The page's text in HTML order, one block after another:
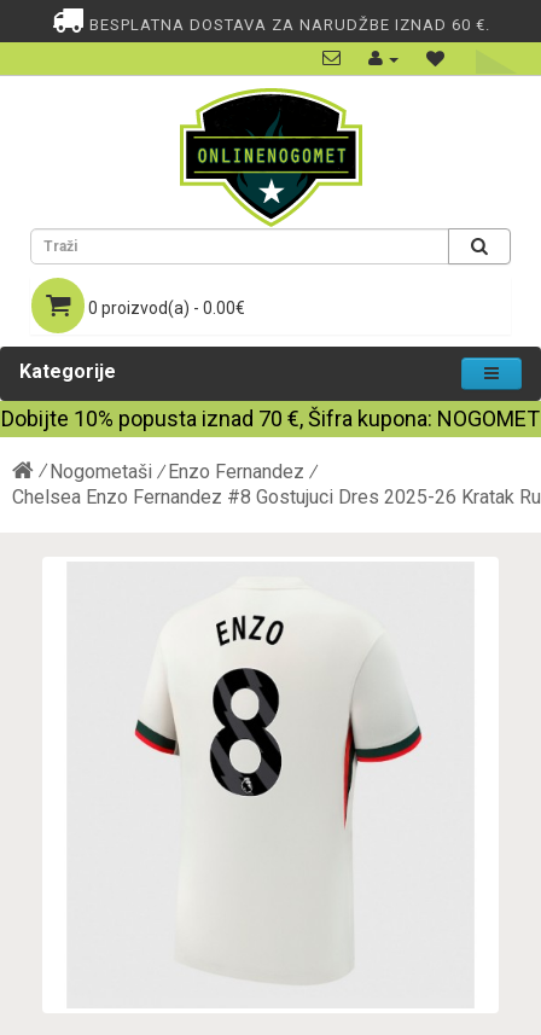
BESPLATNA DOSTAVA ZA NARUDŽBE IZNAD 60 €.
0 proizvod(a) - 0.00€
Kategorije
Dobijte 10% popusta iznad 70 €, Šifra kupona: NOGOMET
Nogometaši
Enzo Fernandez
Chelsea Enzo Fernandez #8 Gostujuci Dres 2025-26 Kratak